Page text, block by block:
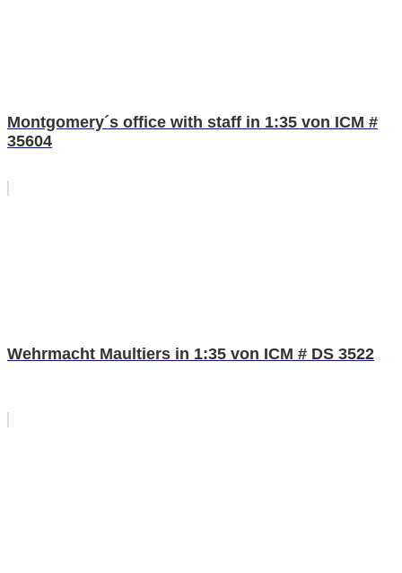
Montgomery´s office with staff in 1:35 von ICM #
35604
Wehrmacht Maultiers in 1:35 von ICM # DS 3522